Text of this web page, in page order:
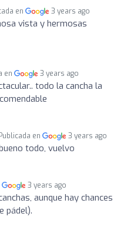
en 3 years ago
vista y hermosas
en 3 years ago
todo la cancha la
Publicada en 3 years ago
todo, vuelvo
3 years ago
aunque hay chances
pádel).